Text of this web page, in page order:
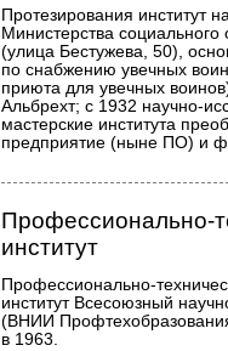
Протезирования институт
Министерства
(улица Бестужева, 50),
по снабжению увечных
приюта для увечных
Альбрехт; с 1932 научно-
мастерские института
предприятие (ныне ПО) и
Профессионально-
институт
Профессионально-
институт Всесоюзный
(ВНИИ
в 1963.